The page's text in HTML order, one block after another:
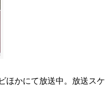
ほかにて放送中。放送スケ